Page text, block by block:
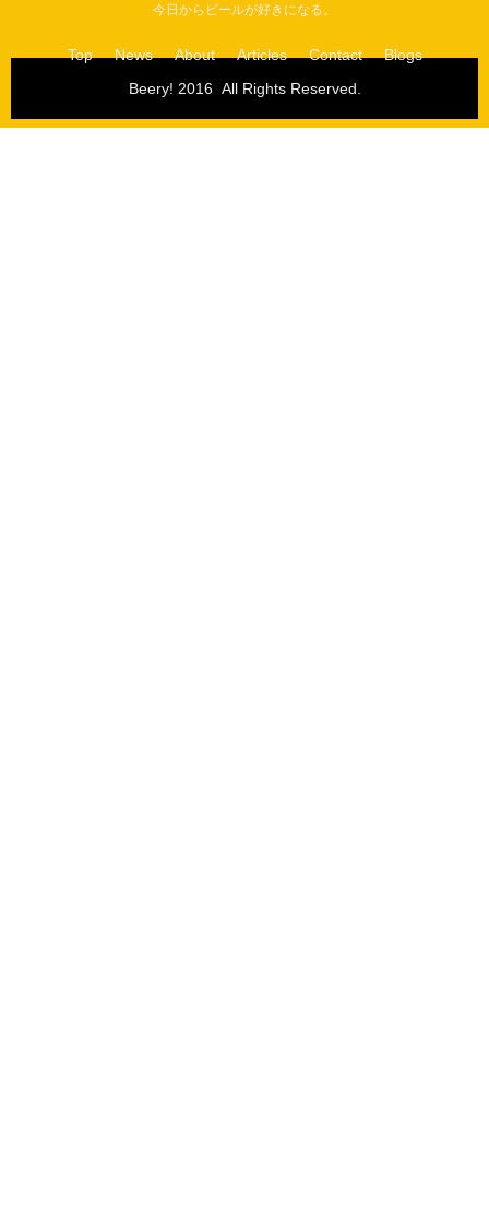
今日からビールが好きになる。
Top News About Articles Contact
Blogs
Beery! 2016  All Rights Reserved.